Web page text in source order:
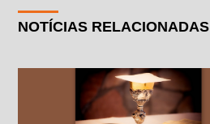
NOTÍCIAS RELACIONADAS